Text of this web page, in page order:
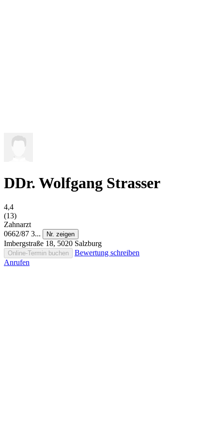
DDr. Wolfgang Strasser
4,4
(13)
Zahnarzt
0662/87 3...
Nr. zeigen
Imbergstraße 18, 5020 Salzburg
Online-Termin buchen
Bewertung schreiben
Anrufen